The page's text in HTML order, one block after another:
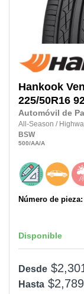
Hankook
225/50R16
Automóvil de
All-Season /
BSW
500/AA/A
Número de pieza:
Disponible
Desde
Hasta